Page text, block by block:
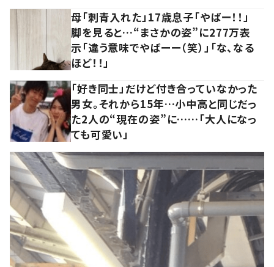
母「刺青入れた」17歳息子「やばー！！」
脚を見ると…“まさかの姿”に277万表
示「違う意味でやばーー（笑）」「な、なる
ほど！！」
「好き同士」だけど付き合っていなかった
男女。それから15年…小中高と同じだっ
た2人の“現在の姿”に……「大人になっ
ても可愛い」